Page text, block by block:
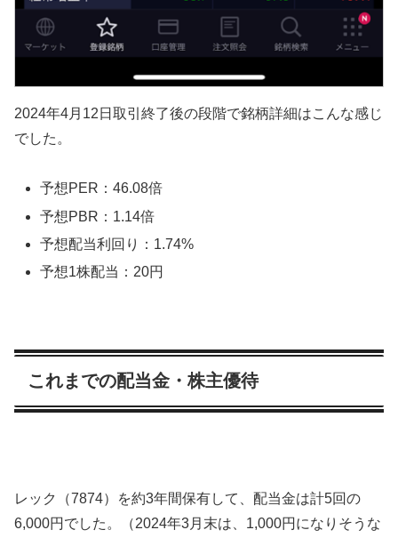
2024年4月12日取引終了後の段階で銘柄詳細はこんな感じ
でした。
予想PER：46.08倍
予想PBR：1.14倍
予想配当利回り：1.74%
予想1株配当：20円
これまでの配当金・株主優待
レック（7874）を約3年間保有して、配当金は計5回の
6,000円でした。（2024年3月末は、1,000円になりそうな